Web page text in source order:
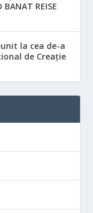
REISE
la cea de-a
de Creație